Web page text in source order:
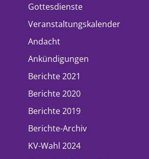
Gottesdienste
Veranstaltungskalender
Andacht
Ankündigungen
Berichte 2021
Berichte 2020
Berichte 2019
Berichte-Archiv
KV-Wahl 2024